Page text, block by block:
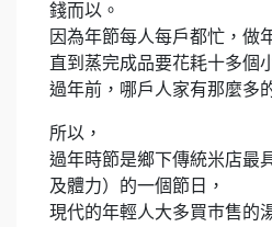
錢而以。
因為年節每人每戶都忙，做
直到蒸完成品要花耗十多個
過年前，哪戶人家有那麼多
所以，
過年時節是鄉下傳統米店最
及體力）的一個節日，
現代的年輕人大多買巿售的